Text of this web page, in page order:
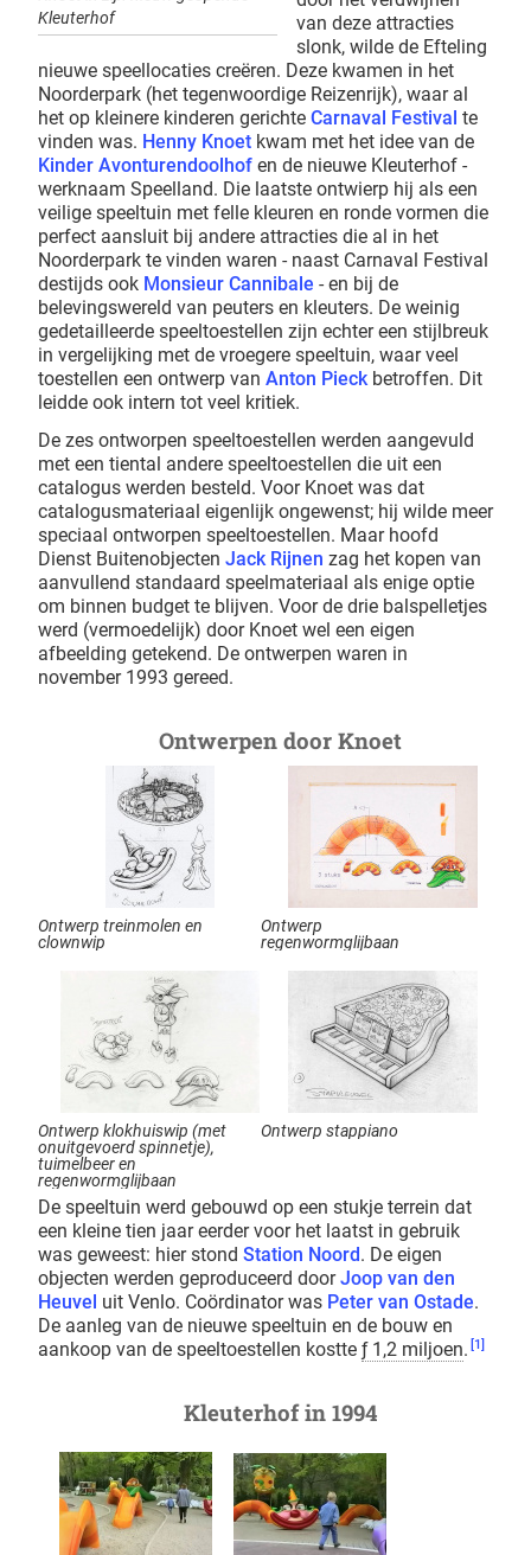
Kleuterhof
van deze attracties
slonk, wilde de Efteling
nieuwe speellocaties creëren. Deze kwamen in het
Noorderpark (het tegenwoordige Reizenrijk), waar al
het op kleinere kinderen gerichte Carnaval Festival te
vinden was. Henny Knoet kwam met het idee van de
Kinder Avonturendoolhof en de nieuwe Kleuterhof -
werknaam Speelland. Die laatste ontwierp hij als een
veilige speeltuin met felle kleuren en ronde vormen die
perfect aansluit bij andere attracties die al in het
Noorderpark te vinden waren - naast Carnaval Festival
destijds ook Monsieur Cannibale - en bij de
belevingswereld van peuters en kleuters. De weinig
gedetailleerde speeltoestellen zijn echter een stijlbreuk
in vergelijking met de vroegere speeltuin, waar veel
toestellen een ontwerp van Anton Pieck betroffen. Dit
leidde ook intern tot veel kritiek.
De zes ontworpen speeltoestellen werden aangevuld
met een tiental andere speeltoestellen die uit een
catalogus werden besteld. Voor Knoet was dat
catalogusmateriaal eigenlijk ongewenst; hij wilde meer
speciaal ontworpen speeltoestellen. Maar hoofd
Dienst Buitenobjecten Jack Rijnen zag het kopen van
aanvullend standaard speelmateriaal als enige optie
om binnen budget te blijven. Voor de drie balspelletjes
werd (vermoedelijk) door Knoet wel een eigen
afbeelding getekend. De ontwerpen waren in
november 1993 gereed.
Ontwerpen door Knoet
Ontwerp treinmolen en
clownwip
Ontwerp
regenwormglijbaan
Ontwerp klokhuiswip (met
onuitgevoerd spinnetje),
tuimelbeer en
regenwormglijbaan
Ontwerp stappiano
De speeltuin werd gebouwd op een stukje terrein dat
een kleine tien jaar eerder voor het laatst in gebruik
was geweest: hier stond Station Noord. De eigen
objecten werden geproduceerd doorJoop van den
Heuvel uit Venlo. Coördinator was Peter van Ostade.
De aanleg van de nieuwe speeltuin en de bouw en
aankoop van de speeltoestellen kostte ƒ 1,2 miljoen. [1]
Kleuterhof in 1994